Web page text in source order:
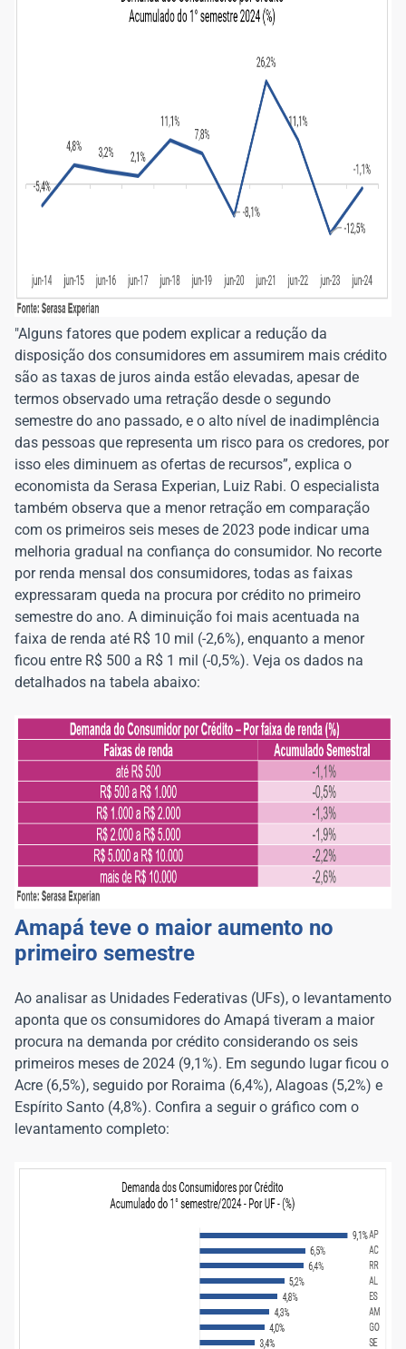
"Alguns fatores que podem explicar a redução da
disposição dos consumidores em assumirem mais crédito
são as taxas de juros ainda estão elevadas, apesar de
termos observado uma retração desde o segundo
semestre do ano passado, e o alto nível de inadimplência
das pessoas que representa um risco para os credores, por
isso eles diminuem as ofertas de recursos”, explica o
economista da Serasa Experian, Luiz Rabi. O especialista
também observa que a menor retração em comparação
com os primeiros seis meses de 2023 pode indicar uma
melhoria gradual na confiança do consumidor. No recorte
por renda mensal dos consumidores, todas as faixas
expressaram queda na procura por crédito no primeiro
semestre do ano. A diminuição foi mais acentuada na
faixa de renda até R$ 10 mil (-2,6%), enquanto a menor
ficou entre R$ 500 a R$ 1 mil (-0,5%). Veja os dados na
detalhados na tabela abaixo:
Amapá teve o maior aumento no
primeiro semestre
Ao analisar as Unidades Federativas (UFs), o levantamento
aponta que os consumidores do Amapá tiveram a maior
procura na demanda por crédito considerando os seis
primeiros meses de 2024 (9,1%). Em segundo lugar ficou o
Acre (6,5%), seguido por Roraima (6,4%), Alagoas (5,2%) e
Espírito Santo (4,8%). Confira a seguir o gráfico com o
levantamento completo: